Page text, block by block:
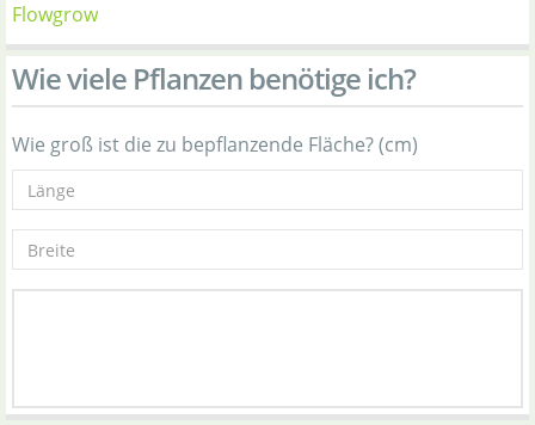
Flowgrow
Wie viele Pflanzen benötige ich?
Wie groß ist die zu bepflanzende Fläche? (cm)